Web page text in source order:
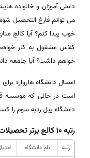
دانش آموزان و خانواده
می توانم فارغ التحصیل
خوب پیدا کنم؟ آیا کالج
کلاس مشغول به کار
خواهم داشت؟ آیا جامعه
امسال دانشگاه هاروارد
است در حالی که موسسه
دانشگاه ییل رتبه سوم را
رتبه۱۰کالج برتر
رتبه نام دانشگاه امتیاز